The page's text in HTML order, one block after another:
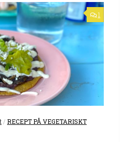
1
/RECEPT PÅ VEGETARISKT